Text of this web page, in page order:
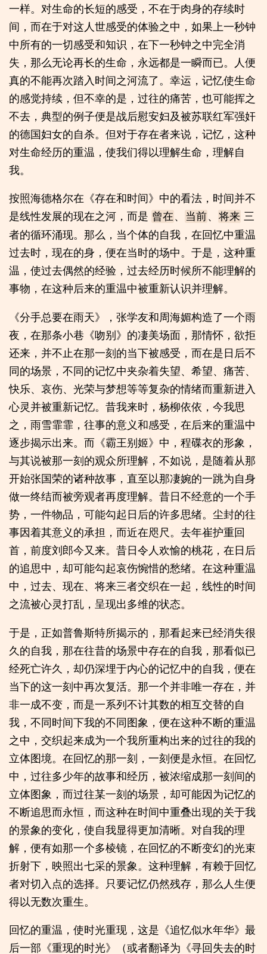
一样。对生命的长短的感受，不在于肉身的存续时
间，而在于对这人世感受的体验之中，如果上一秒钟
中所有的一切感受和知识，在下一秒钟之中完全消
失，那么无论再长的生命，永远都是一瞬而已。人便
真的不能再次踏入时间之河流了。幸运，记忆使生命
的感觉持续，但不幸的是，过往的痛苦，也可能挥之
不去，典型的例子便是战后慰安妇及被苏联红军强奸
的德国妇女的自杀。但对于存在者来说，记忆，这种
对生命经历的重温，使我们得以理解生命，理解自
我。
按照海德格尔在《存在和时间》中的看法，时间并不
是线性发展的现在之河，而是 曾在 、 当前、 将来 三
者的循环涌现。那么，当个体的自我，在回忆中重温
过去时，现在的身，便在当时的场中。于是，这种重
温，使过去偶然的经验，过去经历时候所不能理解的
事物，在这种后来的重温中被重新认识并理解。
《分手总要在雨天》，张学友和周海媚构造了一个雨
夜，在那条小巷《吻别》的凄美场面，那情怀，欲拒
还来，并不止在那一刻的当下被感受，而在是日后不
同的场景，不同的记忆中夹杂着失望、希望、痛苦、
快乐、哀伤、光荣与梦想等等复杂的情绪而重新进入
心灵并被重新记忆。昔我来时，杨柳依依，今我思
之，雨雪霏霏，往事的意义和感受，在后来的重温中
逐步揭示出来。而《霸王别姬》中，程碟衣的形象，
与其说被那一刻的观众所理解，不如说，是随着从那
开始张国荣的诸种故事，直至以那凄婉的一跳为自身
做一终结而被旁观者再度理解。昔日不经意的一个手
势，一件物品，可能勾起日后的许多思绪。尘封的往
事因着其意义的承担，而近在咫尺。去年崔护重回
首，前度刘郎今又来。昔日令人欢愉的桃花，在日后
的追思中，却可能勾起哀伤惋惜的愁绪。在这种重温
中，过去、现在、将来三者交织在一起，线性的时间
之流被心灵打乱，呈现出多维的状态。
于是，正如普鲁斯特所揭示的，那看起来已经消失很
久的自我，那在往昔的场景中存在的自我，那看似已
经死亡许久，却仍深埋于内心的记忆中的自我，便在
当下的这一刻中再次复活。那一个并非唯一存在，并
非一成不变，而是一系列不计其数的相互交替的自
我，不同时间下我的不同图象，便在这种不断的重温
之中，交织起来成为一个我所重构出来的过往的我的
立体图境。在回忆的那一刻，一刻便是永恒。在回忆
中，过往多少年的故事和经历，被浓缩成那一刻间的
立体图象，而过往某一刻的场景，却可能因为记忆的
不断追思而永恒，而这种在时间中重叠出现的关于我
的景象的变化，使自我显得更加清晰。对自我的理
解，便有如那一个多棱镜，在回忆的不断变幻的光束
折射下，映照出七采的景象。这种理解，有赖于回忆
者对切入点的选择。只要记忆仍然残存，那么人生便
得以无数次重生。
回忆的重温，使时光重现，这是《追忆似水年华》最
后一部《重现的时光》（或者翻译为《寻回失去的时